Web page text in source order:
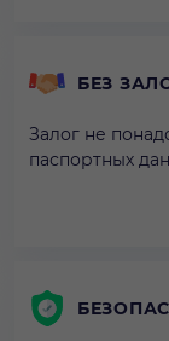
БЕЗ
Залог не
паспортных